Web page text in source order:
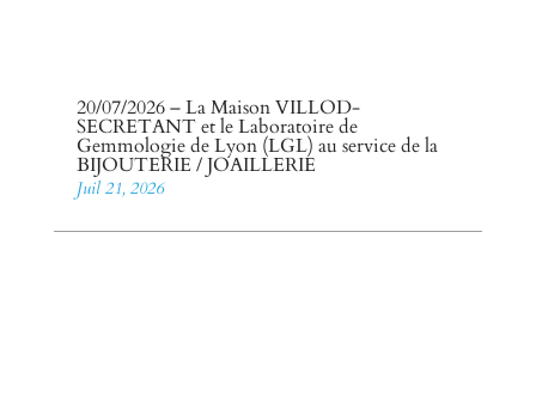
20/07/2026 – La Maison VILLOD-
SECRETANT et le Laboratoire de
Gemmologie de Lyon (LGL) au service de la
BIJOUTERIE / JOAILLERIE
Juil 21, 2026